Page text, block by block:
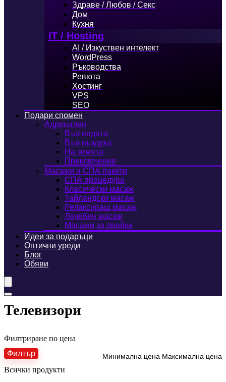
Здраве / Любов / Секс
Дом
Кухня
IT / Hosting
AI / Изкуствен интелект
WordPress
Ръководства
Ревюта
Хостинг
VPS
SEO
Подари спомен
Адреналин
Във водата
Във въздуха
На земята
Приключение
Масажи и СПА пакети
СПА процедури
Класически масаж
Тайландски масаж
Релаксиращ масаж
Лечебен масаж
Масажи за двойки
Идеи за подаръци
Оптични уреди
Блог
Обяви
Телевизори
Филтриране по цена
Минимална цена Максимална цена
Филтър
Всички продукти